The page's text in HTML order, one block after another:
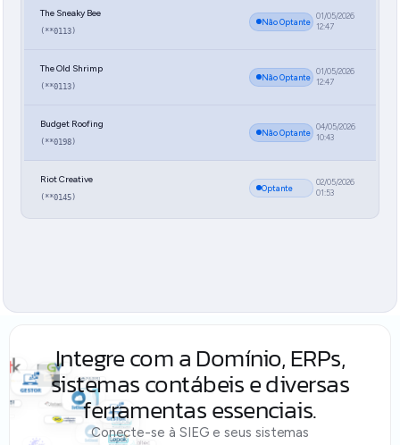
The Sneaky Bee
(**0113)
Não Optante
01/05/2026
12:47
The Old Shrimp
(**0113)
Não Optante
01/05/2026
12:47
Budget Roofing
(**0198)
Não Optante
04/05/2026
10:43
Riot Creative
(**0145)
Optante
02/05/2026
01:53
Integre com a Domínio, ERPs,
sistemas contábeis e diversas
ferramentas essenciais.
Conecte-se à SIEG e seus sistemas